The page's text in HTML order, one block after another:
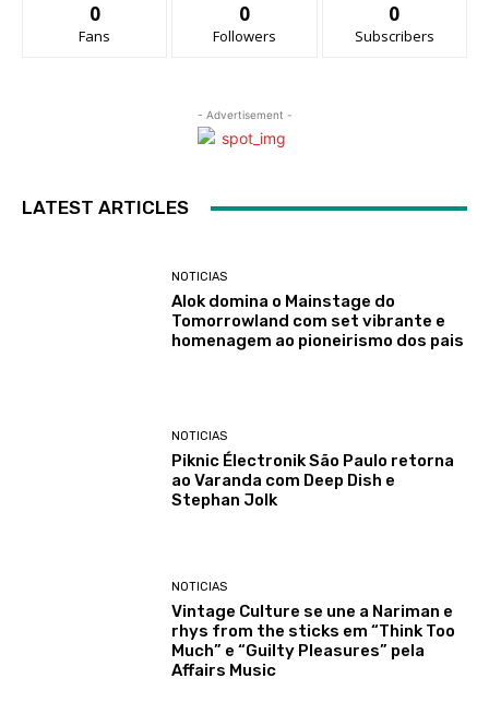
0
Fans
0
Followers
0
Subscribers
- Advertisement -
LATEST ARTICLES
NOTICIAS
Alok domina o Mainstage do
Tomorrowland com set vibrante e
homenagem ao pioneirismo dos pais
NOTICIAS
Piknic Électronik São Paulo retorna
ao Varanda com Deep Dish e
Stephan Jolk
NOTICIAS
Vintage Culture se une a Nariman e
rhys from the sticks em “Think Too
Much” e “Guilty Pleasures” pela
Affairs Music